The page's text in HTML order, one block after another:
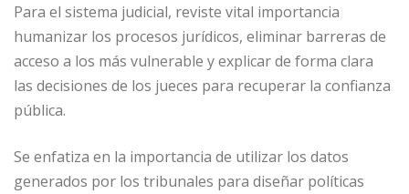
Para el sistema judicial, reviste vital importancia
humanizar los procesos jurídicos, eliminar barreras de
acceso a los más vulnerable y explicar de forma clara
las decisiones de los jueces para recuperar la confianza
pública.
Se enfatiza en la importancia de utilizar los datos
generados por los tribunales para diseñar políticas